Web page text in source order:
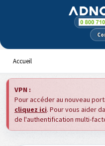
Panneau de gestion des cookies
Accueil
VPN :
Pour accéder au nouveau
cliquez ici. Pour vous aider
de l'authentification multi-